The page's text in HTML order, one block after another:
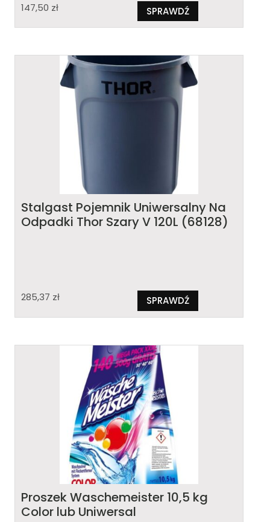
147,50 zł SPRAWDŹ
Stalgast Pojemnik Uniwersalny Na
Odpadki Thor Szary V 120L (68128)
285,37 zł SPRAWDŹ
Proszek Waschemeister 10,5 kg
Color lub Uniwersal